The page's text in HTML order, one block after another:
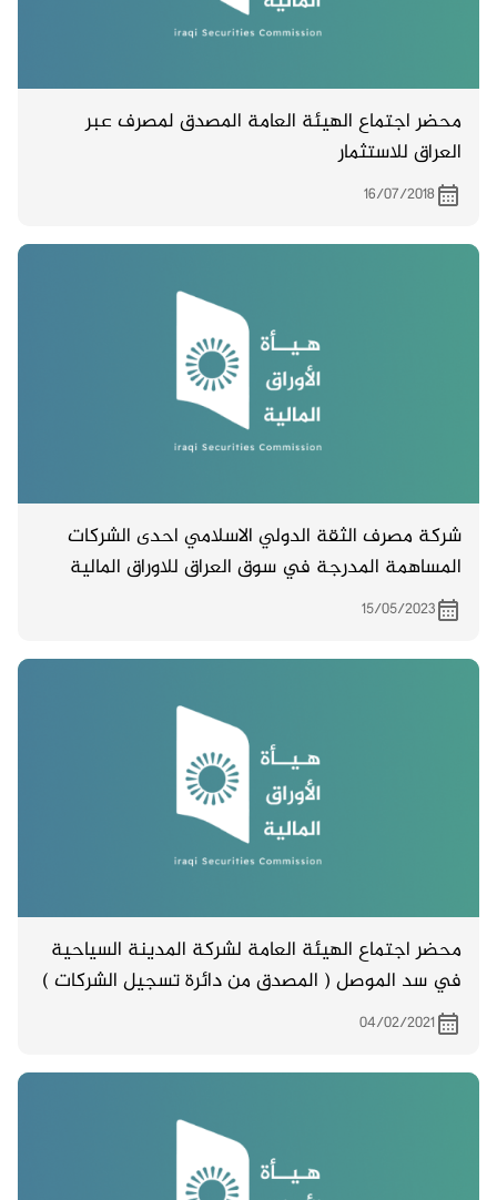
محضر اجتماع الهيئة العامة المصدق لمصرف عبر
العراق للاستثمار
16/07/2018
شركة مصرف الثقة الدولي الاسلامي احدى الشركات
المساهمة المدرجة في سوق العراق للاوراق المالية
تدعو مساهميها لحضور اجتماع الهيئة العامة والمزمع
بغداد –الكرادة – ساحة التحريات / م 906 / زقاق 38
15/05/2023
محضر اجتماع الهيئة العامة لشركة المدينة السياحية
في سد الموصل ( المصدق من دائرة تسجيل الشركات )
والمنعقد في 15/11/2020
04/02/2021